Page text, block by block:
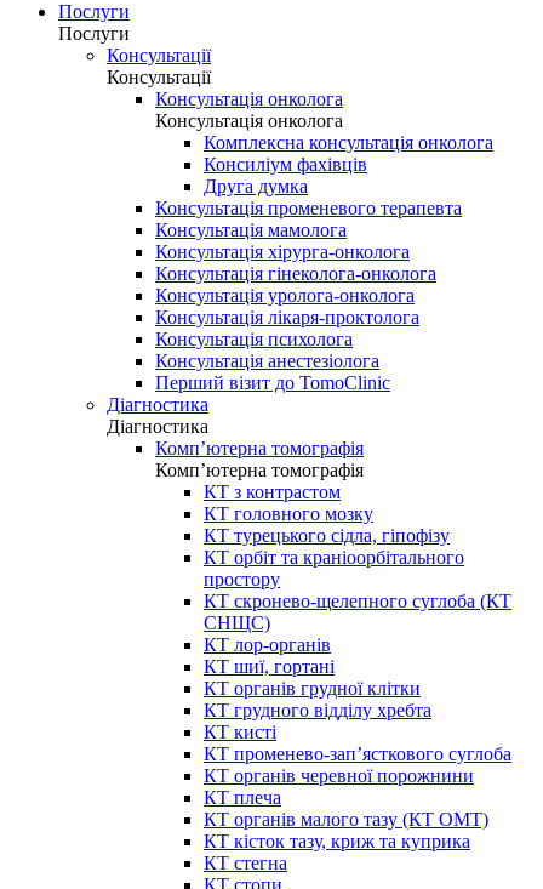
Послуги
Послуги
Консультації
Консультації
Консультація онколога
Консультація онколога
Комплексна консультація онколога
Консиліум фахівців
Друга думка
Консультація променевого терапевта
Консультація мамолога
Консультація хірурга-онколога
Консультація гінеколога-онколога
Консультація уролога-онколога
Консультація лікаря-проктолога
Консультація психолога
Консультація анестезіолога
Перший візит до TomoClinic
Діагностика
Діагностика
Комп’ютерна томографія
Комп’ютерна томографія
КТ з контрастом
КТ головного мозку
КТ турецького сідла, гіпофізу
КТ орбіт та краніоорбітального
простору
КТ скронево-щелепного суглоба (КТ
СНЩС)
КТ лор-органів
КТ шиї, гортані
КТ органів грудної клітки
КТ грудного відділу хребта
КТ кисті
КТ променево-зап’ясткового суглоба
КТ органів черевної порожнини
КТ плеча
КТ органів малого тазу (КТ ОМТ)
КТ кісток тазу, криж та куприка
КТ стегна
КТ стопи